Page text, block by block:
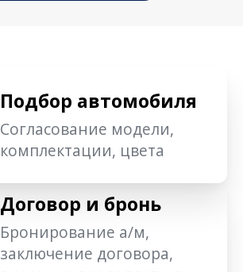
Подбор автомобиля
Согласование модели,
комплектации, цвета
Договор и бронь
Бронирование а/м,
заключение договора,